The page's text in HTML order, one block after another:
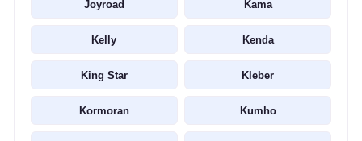
Joyroad Kama
Kelly Kenda
King Star Kleber
Kormoran Kumho